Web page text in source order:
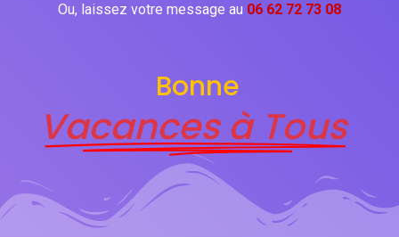
Ou, laissez votre message au 06 62 72 73 08
Bonne
Vacances à Tous